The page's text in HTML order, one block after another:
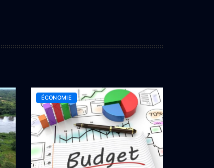
ÉCONOMIE